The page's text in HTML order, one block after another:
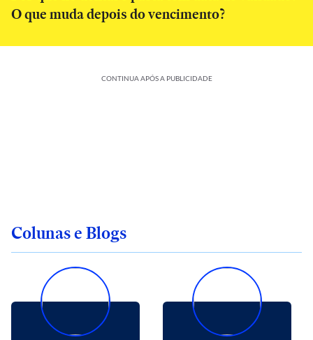
O que muda depois do vencimento?
CONTINUA APÓS A PUBLICIDADE
Colunas e Blogs